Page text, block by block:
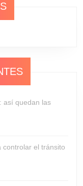
así quedan las
controlar el tránsito